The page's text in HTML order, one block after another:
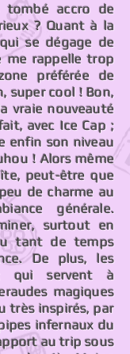
tombé accro de
? Quant à la
se dégage de
me rappelle trop
préférée de
super cool ! Bon,
vraie nouveauté
avec Ice Cap ;
enfin son niveau
! Alors même
peut-être que
de charme au
générale.
surtout en
tant de temps
De plus, les
qui servent à
magiques
très inspirés, par
infernaux du
au trip sous